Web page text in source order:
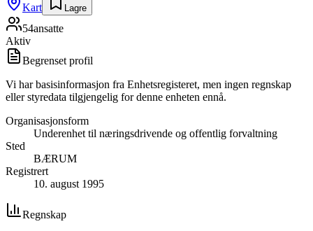
Kart Lagre
54ansatte
Aktiv
Begrenset profil
Vi har basisinformasjon fra Enhetsregisteret, men ingen regnskap
eller styredata tilgjengelig for denne enheten ennå.
Organisasjonsform
Underenhet til næringsdrivende og offentlig forvaltning
Sted
BÆRUM
Registrert
10. august 1995
Regnskap